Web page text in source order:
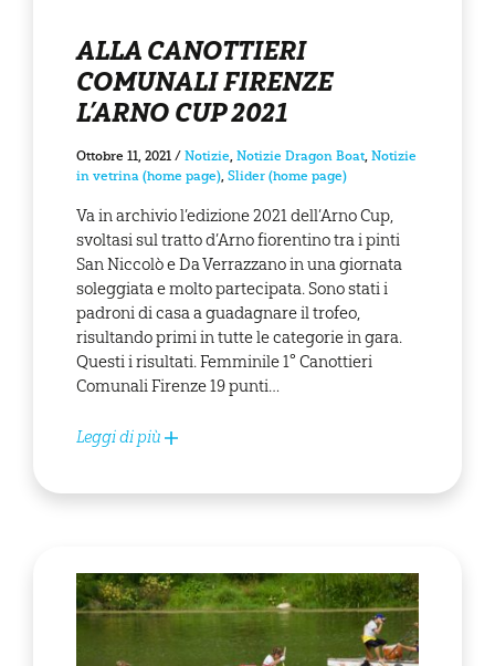
ALLA CANOTTIERI
COMUNALI FIRENZE
L’ARNO CUP 2021
Ottobre 11, 2021 / Notizie Notizie Dragon Boat Notizie
in vetrina (home page) Slider (home page)
Va in archivio l’edizione 2021 dell’Arno Cup,
svoltasi sul tratto d’Arno fiorentino tra i pinti
San Niccolò e Da Verrazzano in una giornata
soleggiata e molto partecipata. Sono stati i
padroni di casa a guadagnare il trofeo,
risultando primi in tutte le categorie in gara.
Questi i risultati. Femminile 1° Canottieri
Comunali Firenze 19 punti…
Leggi di più